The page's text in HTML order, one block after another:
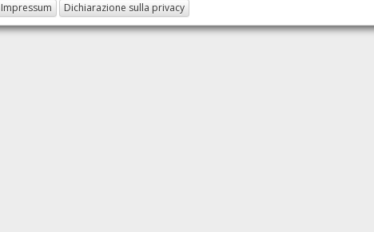
Impressum Dichiarazione sulla privacy